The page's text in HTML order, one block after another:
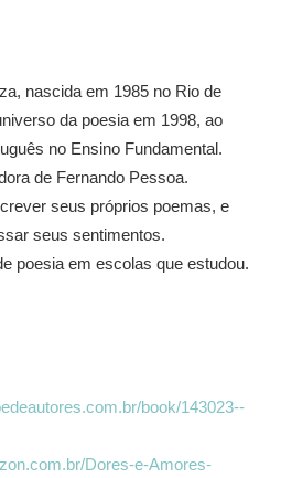
nascida em 1985 no Rio de
da poesia em 1998, ao
no Ensino Fundamental.
de Fernando Pessoa.
seus próprios poemas, e
seus sentimentos.
poesia em escolas que estudou.
book/143023--
Dores-e-Amores-